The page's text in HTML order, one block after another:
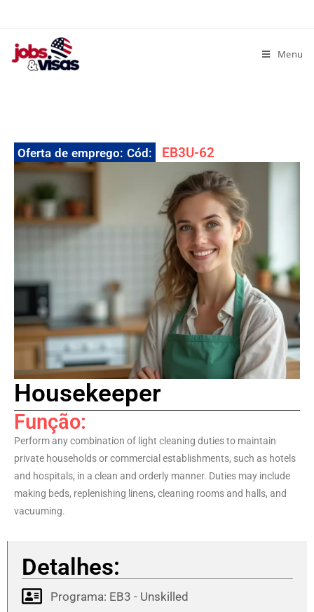
Menu
Oferta de emprego: Cód: EB3U-62
Housekeeper
Função:
Perform any combination of light cleaning duties to maintain
private households or commercial establishments, such as hotels
and hospitals, in a clean and orderly manner. Duties may include
making beds, replenishing linens, cleaning rooms and halls, and
vacuuming.
Detalhes:
Programa: EB3 - Unskilled